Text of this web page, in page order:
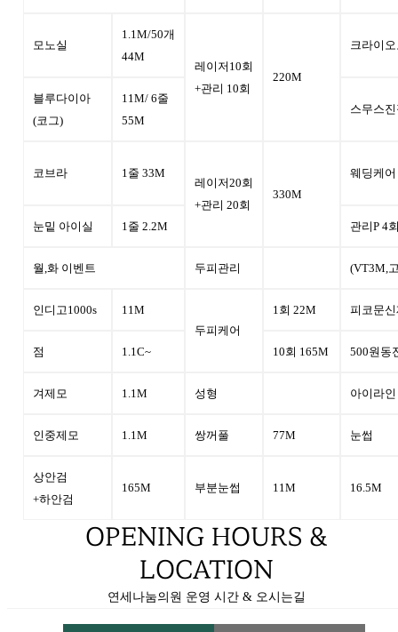
모노실
1.1M/50개
44M
레이저10회
+관리 10회
220M
크라이
블루다이아
(코그)
11M/ 6줄
55M
스무스
코브라 1줄 33M
레이저20회
+관리 20회
330M
웨딩케어
눈밑 아이실 1줄 2.2M 관리P 4
월,화 이벤트 두피관리 (VT3M,
인디고1000s
11M
두피케어
1회 22M 피코문
점 1.1C~ 10회 165M 500원동
겨제모 1.1M 성형 아이라인
인중제모 1.1M 쌍꺼풀 77M 눈썹
상안검
+하안검
165M 부분눈썹 11M 16.5M
OPENING HOURS &
LOCATION
연세나눔의원 운영 시간 & 오시는길